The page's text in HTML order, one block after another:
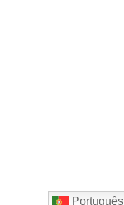
Português